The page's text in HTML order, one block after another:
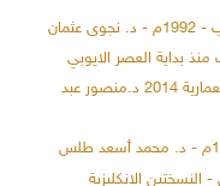
بداية العصر الايوبي
وحتى نهاية العصر العثماني دراسة آثارية معمارية 2014 د.منصور عبد
الانكليزية